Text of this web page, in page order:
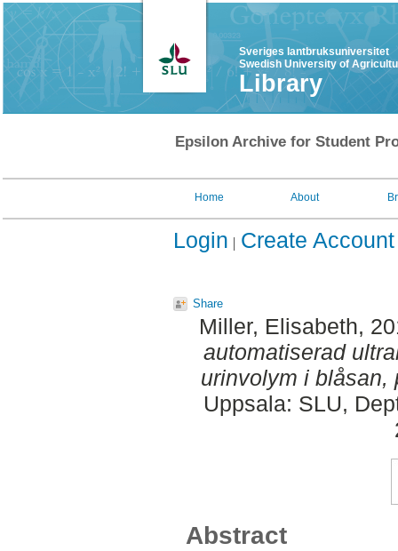
Sveriges lantbruksuniversitet
Swedish University of
Library
Epsilon Archive for Student
Home About
Login Create Account
Share
Miller, Elisabeth,
automatiserad
urinvolym i blåsan,
Uppsala: SLU,
Abstract